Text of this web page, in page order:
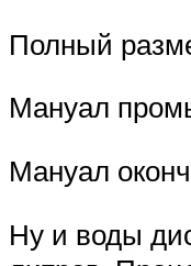
Полный
Мануал
Мануал
Ну и воды